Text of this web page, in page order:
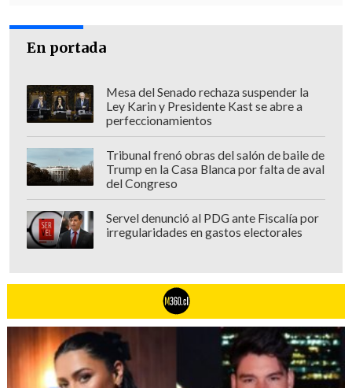
En portada
Mesa del Senado rechaza suspender la
Ley Karin y Presidente Kast se abre a
perfeccionamientos
Tribunal frenó obras del salón de baile de
Trump en la Casa Blanca por falta de aval
del Congreso
Servel denunció al PDG ante Fiscalía por
irregularidades en gastos electorales